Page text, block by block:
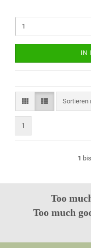
IN
Sortieren
Sortieren
1
1 bis
Too
Too much